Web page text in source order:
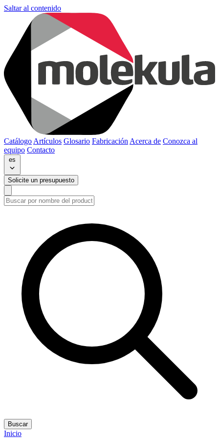
Saltar al contenido
Catálogo Artículos Glosario Fabricación Acerca de Conozca al
equipo Contacto
es
Solicite un presupuesto
Buscar
Inicio